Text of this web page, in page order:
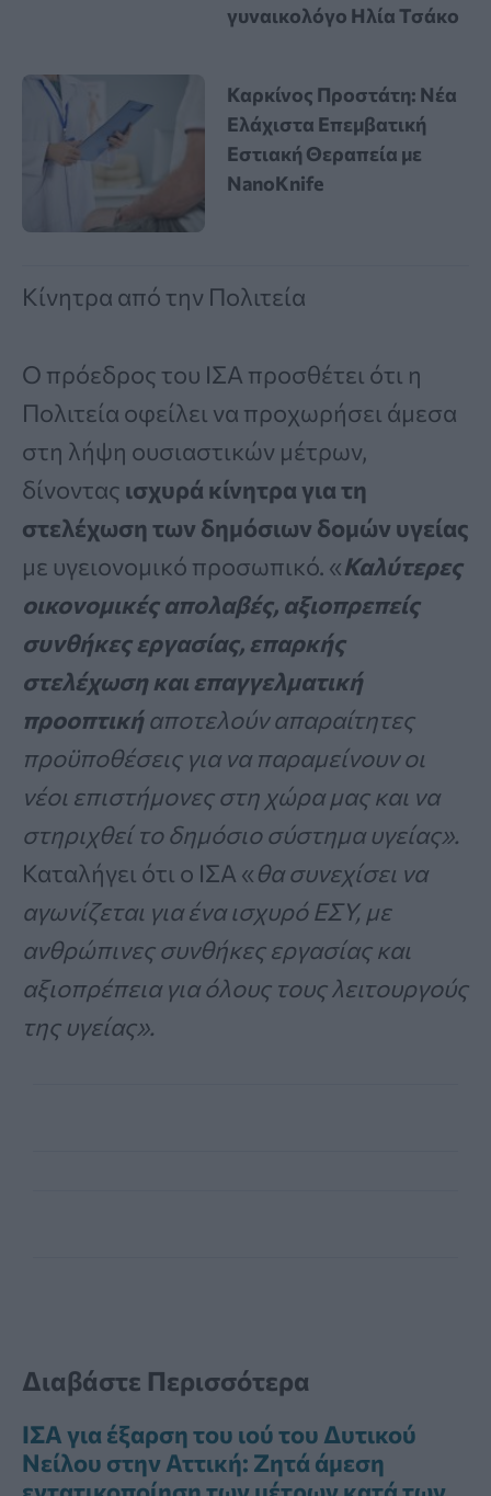
γυναικολόγο Ηλία Τσάκο
Καρκίνος Προστάτη: Νέα
Ελάχιστα Επεμβατική
Εστιακή Θεραπεία με
NanoKnife
Κίνητρα από την Πολιτεία
Ο πρόεδρος του ΙΣΑ προσθέτει ότι η
Πολιτεία οφείλει να προχωρήσει άμεσα
στη λήψη ουσιαστικών μέτρων,
δίνοντας ισχυρά κίνητρα για τη
στελέχωση των δημόσιων δομών υγείας
με υγειονομικό προσωπικό. «Καλύτερες
οικονομικές απολαβές, αξιοπρεπείς
συνθήκες εργασίας, επαρκής
στελέχωση και επαγγελματική
προοπτικήαποτελούν απαραίτητες
προϋποθέσεις για να παραμείνουν οι
νέοι επιστήμονες στη χώρα μας και να
στηριχθεί το δημόσιο σύστημα υγείας».
Καταλήγει ότι ο ΙΣΑ «θα συνεχίσει να
αγωνίζεται για ένα ισχυρό ΕΣΥ, με
ανθρώπινες συνθήκες εργασίας και
αξιοπρέπεια για όλους τους λειτουργούς
της υγείας».
Διαβάστε Περισσότερα
ΙΣΑ για έξαρση του ιού του Δυτικού
Νείλου στην Αττική: Ζητά άμεση